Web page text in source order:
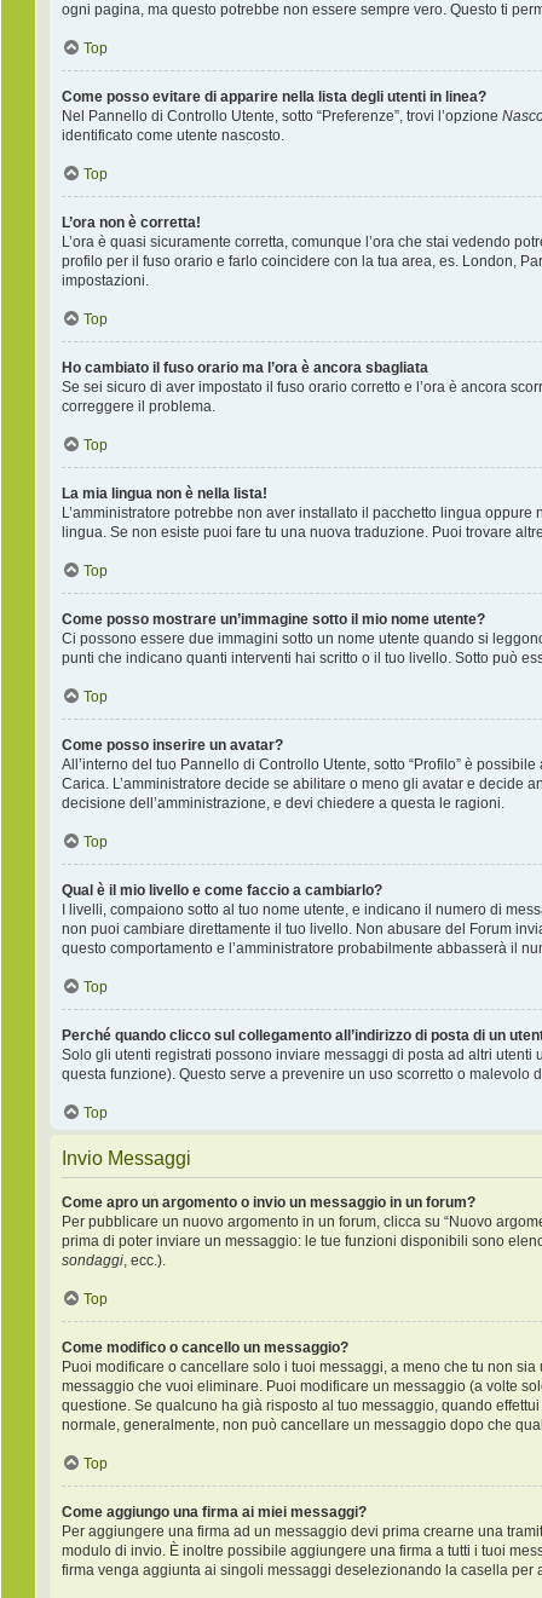
ogni pagina, ma questo potrebbe non essere sempre vero. Questo ti
Top
Come posso evitare di apparire nella lista degli utenti in linea?
Nel Pannello di Controllo Utente, sotto “Preferenze”, trovi l’opzione
identificato come utente nascosto.
Top
L’ora non è corretta!
L’ora è quasi sicuramente corretta, comunque l’ora che stai vedendo
profilo per il fuso orario e farlo coincidere con la tua area, es. London,
impostazioni.
Top
Ho cambiato il fuso orario ma l’ora è ancora sbagliata
Se sei sicuro di aver impostato il fuso orario corretto e l’ora è ancora
correggere il problema.
Top
La mia lingua non è nella lista!
L’amministratore potrebbe non aver installato il pacchetto lingua
lingua. Se non esiste puoi fare tu una nuova traduzione. Puoi trovare
Top
Come posso mostrare un’immagine sotto il mio nome utente?
Ci possono essere due immagini sotto un nome utente quando si
punti che indicano quanti interventi hai scritto o il tuo livello. Sotto può
Top
Come posso inserire un avatar?
All’interno del tuo Pannello di Controllo Utente, sotto “Profilo” è
Carica. L’amministratore decide se abilitare o meno gli avatar e decide
decisione dell’amministrazione, e devi chiedere a questa le ragioni.
Top
Qual è il mio livello e come faccio a cambiarlo?
I livelli, compaiono sotto al tuo nome utente, e indicano il numero di
non puoi cambiare direttamente il tuo livello. Non abusare del Forum
questo comportamento e l’amministratore probabilmente abbasserà il
Top
Perché quando clicco sul collegamento all’indirizzo di posta di un
Solo gli utenti registrati possono inviare messaggi di posta ad altri
questa funzione). Questo serve a prevenire un uso scorretto o malevolo
Top
Invio Messaggi
Come apro un argomento o invio un messaggio in un forum?
Per pubblicare un nuovo argomento in un forum, clicca su “Nuovo
prima di poter inviare un messaggio: le tue funzioni disponibili sono
sondaggi, ecc.).
Top
Come modifico o cancello un messaggio?
Puoi modificare o cancellare solo i tuoi messaggi, a meno che tu non
messaggio che vuoi eliminare. Puoi modificare un messaggio (a volte
questione. Se qualcuno ha già risposto al tuo messaggio, quando
normale, generalmente, non può cancellare un messaggio dopo che
Top
Come aggiungo una firma ai miei messaggi?
Per aggiungere una firma ad un messaggio devi prima crearne una
modulo di invio. È inoltre possibile aggiungere una firma a tutti i tuoi
firma venga aggiunta ai singoli messaggi deselezionando la casella per